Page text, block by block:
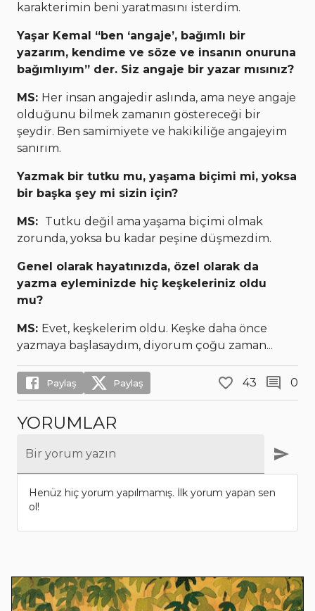
karakterimin beni yaratmasını isterdim.
Yaşar Kemal “ben ‘angaje’, bağımlı bir
yazarım, kendime ve söze ve insanın onuruna
bağımlıyım” der. Siz angaje bir yazar mısınız?
MS: Her insan angajedir aslında, ama neye angaje
olduğunu bilmek zamanın göstereceği bir
şeydir. Ben samimiyete ve hakikiliğe angajeyim
sanırım.
Yazmak bir tutku mu, yaşama biçimi mi, yoksa
bir başka şey mi sizin için?
MS: Tutku değil ama yaşama biçimi olmak
zorunda, yoksa bu kadar peşine düşmezdim.
Genel olarak hayatınızda, özel olarak da
yazma eyleminizde hiç keşkeleriniz oldu
mu?
MS: Evet, keşkelerim oldu. Keşke daha önce
yazmaya başlasaydım, diyorum çoğu zaman...
Paylaş Paylaş 43 0
YORUMLAR
Bir yorum yazın
Henüz hiç yorum yapılmamış. İlk yorum yapan sen
ol!